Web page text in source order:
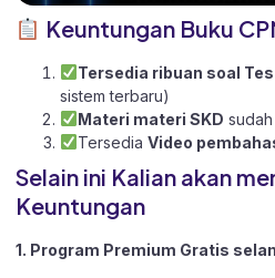
Keuntungan Buku
Tersedia ribuan soal Tes
sistem terbaru)
Materi materi SKD sudah
Tersedia Video
Selain ini Kalian akan
Keuntungan
1. Program Premium Gratis